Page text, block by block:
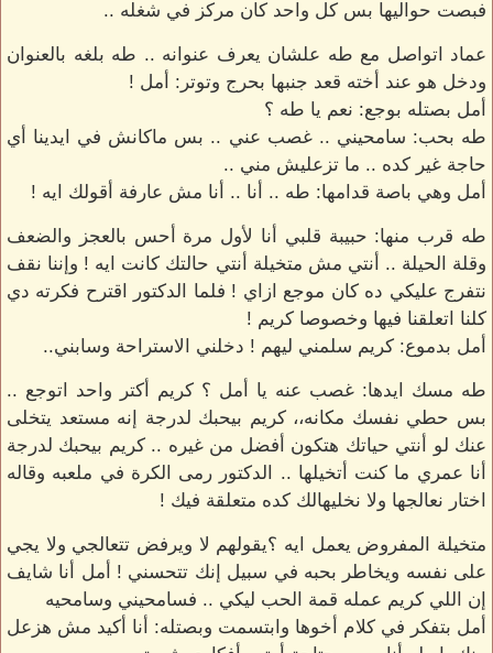
فبصت حواليها بس كل واحد كان مركز في شغله ..
عماد اتواصل مع طه علشان يعرف عنوانه .. طه بلغه بالعنوان
ودخل هو عند أخته قعد جنبها بحرج وتوتر: أمل !
أمل بصتله بوجع: نعم يا طه ؟
طه بحب: سامحيني .. غصب عني .. بس ماكانش في ايدينا أي
حاجة غير كده .. ما تزعليش مني ..
أمل وهي باصة قدامها: طه .. أنا .. أنا مش عارفة أقولك ايه !
طه قرب منها: حبيبة قلبي أنا لأول مرة أحس بالعجز والضعف
وقلة الحيلة .. أنتي مش متخيلة أنتي حالتك كانت ايه ! وإننا نقف
نتفرج عليكي ده كان موجع ازاي ! فلما الدكتور اقترح فكرته دي
كلنا اتعلقنا فيها وخصوصا كريم !
أمل بدموع: كريم سلمني ليهم ! دخلني الاستراحة وسابني..
طه مسك ايدها: غصب عنه يا أمل ؟ كريم أكتر واحد اتوجع ..
بس حطي نفسك مكانه،، كريم بيحبك لدرجة إنه مستعد يتخلى
عنك لو أنتي حياتك هتكون أفضل من غيره .. كريم بيحبك لدرجة
أنا عمري ما كنت أتخيلها .. الدكتور رمى الكرة في ملعبه وقاله
اختار نعالجها ولا نخليهالك كده متعلقة فيك !
متخيلة المفروض يعمل ايه ؟يقولهم لا ويرفض تتعالجي ولا يجي
على نفسه ويخاطر بحبه في سبيل إنك تتحسني ! أمل أنا شايف
إن اللي كريم عمله قمة الحب ليكي .. فسامحيني وسامحيه
أمل بتفكر في كلام أخوها وابتسمت وبصتله: أنا أكيد مش هزعل